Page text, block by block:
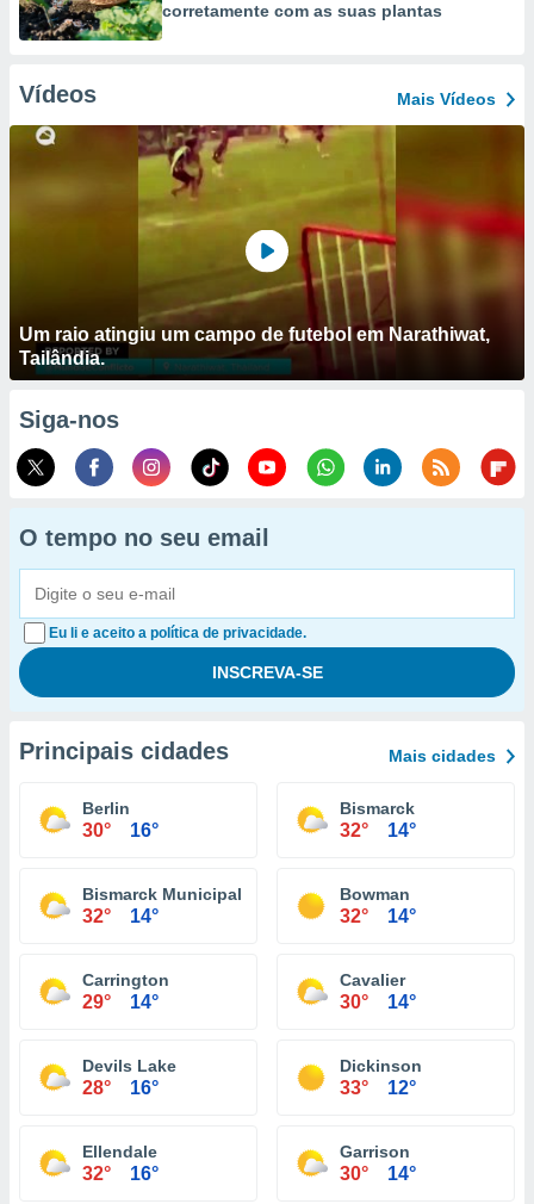
corretamente com as suas plantas
Vídeos Mais Vídeos
Um raio atingiu um campo de futebol em Narathiwat,
Tailândia.
Siga-nos
O tempo no seu email
Eu li e aceito a política de privacidade.
Principais cidades Mais cidades
Berlin
30° 16°
Bismarck
32° 14°
Bismarck Municipal Airport
32° 14°
Bowman
32° 14°
Carrington
29° 14°
Cavalier
30° 14°
Devils Lake
28° 16°
Dickinson
33° 12°
Ellendale
32° 16°
Garrison
30° 14°